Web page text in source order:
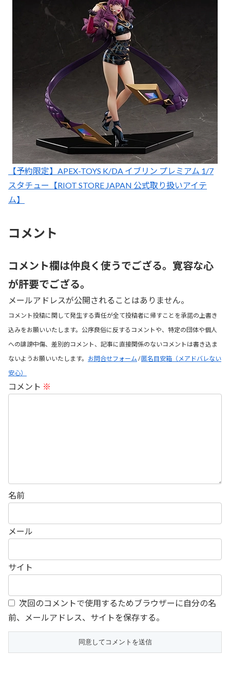
【予約限定】APEX-TOYS K/DA イブリン プレミアム 1/7
スタチュー【RIOT STORE JAPAN 公式取り扱いアイテ
ム】
コメント
コメント欄は仲良く使うでござる。寛容な心
が肝要でござる。
メールアドレスが公開されることはありません。
コメント投稿に関して発生する責任が全て投稿者に帰すことを承諾の上書き
込みをお願いいたします。公序良俗に反するコメントや、特定の団体や個人
への誹謗中傷、差別的コメント、記事に直接関係のないコメントは書き込ま
ないようお願いいたします。 お問合せフォーム /匿名目安箱（メアドバレない
安心）
コメント ※
名前
メール
サイト
次回のコメントで使用するためブラウザーに自分の名
前、メールアドレス、サイトを保存する。